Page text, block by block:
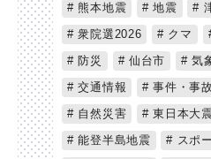
熊本地震 地震
衆院選2026
クマ
防災
仙台市
気
交通情報
事件・事
自然災害
東日本大
能登半島地震
スポ